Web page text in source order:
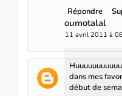
Répondre
oumotalal
11 avril 2011 à
dans mes
début de